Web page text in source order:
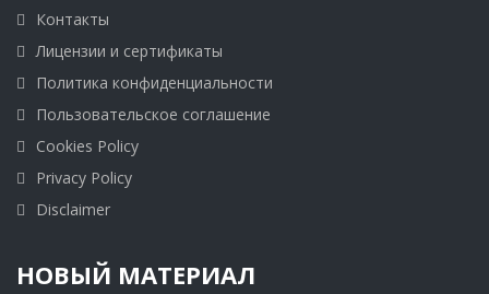
Контакты
Лицензии и сертификаты
Политика конфиденциальности
Пользовательское соглашение
Cookies Policy
Privacy Policy
Disclaimer
НОВЫЙ МАТЕРИАЛ